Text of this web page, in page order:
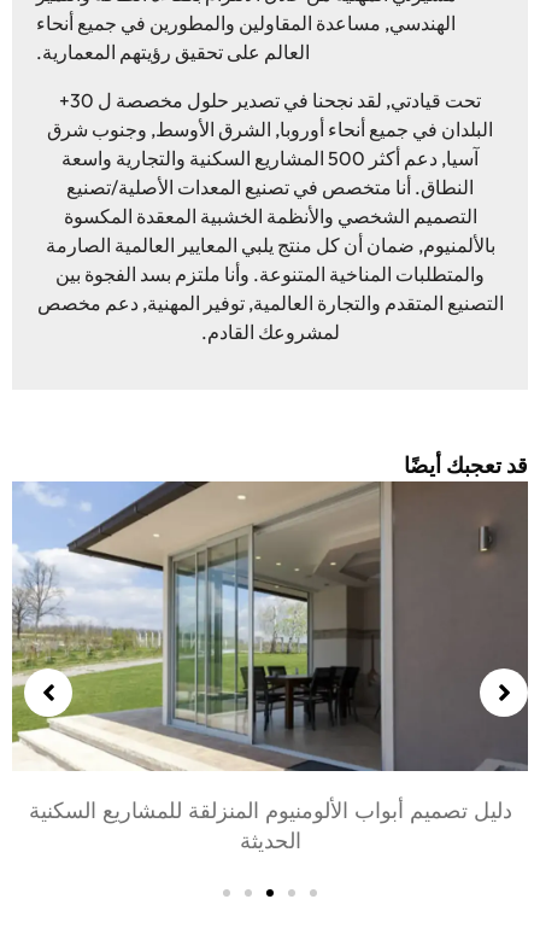
الهندسي, مساعدة المقاولين والمطورين في جميع أنحاء
العالم على تحقيق رؤيتهم المعمارية.
تحت قيادتي, لقد نجحنا في تصدير حلول مخصصة ل 30+
البلدان في جميع أنحاء أوروبا, الشرق الأوسط, وجنوب شرق
آسيا, دعم أكثر 500 المشاريع السكنية والتجارية واسعة
النطاق. أنا متخصص في تصنيع المعدات الأصلية/تصنيع
التصميم الشخصي والأنظمة الخشبية المعقدة المكسوة
بالألمنيوم, ضمان أن كل منتج يلبي المعايير العالمية الصارمة
والمتطلبات المناخية المتنوعة. وأنا ملتزم بسد الفجوة بين
التصنيع المتقدم والتجارة العالمية, توفير المهنية, دعم مخصص
لمشروعك القادم.
تعجبك أيضًا
اختيار أبواب الألومنيوم لغرف النوم وغرف المعيشة: راحة,
أسلوب, والخصوصية